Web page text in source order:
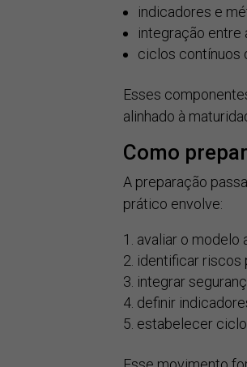
indicadores e
integração entre
ciclos contínuos
Esses
alinhado à
Como
A preparação
prático envolve:
avaliar o modelo
identificar riscos
integrar
definir
estabelecer